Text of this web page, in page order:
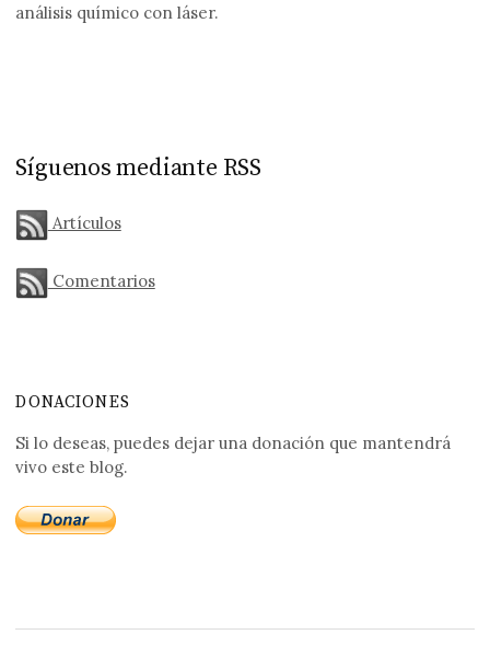
análisis químico con láser.
Síguenos mediante RSS
Artículos
Comentarios
DONACIONES
Si lo deseas, puedes dejar una donación que mantendrá
vivo este blog.